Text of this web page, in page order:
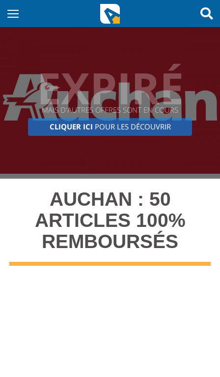
EXPIRÉ
MAIS D'AUTRES OFFRES SONT EN COURS
CLIQUER ICI POUR LES DÉCOUVRIR
AUCHAN : 50
ARTICLES 100%
REMBOURSÉS